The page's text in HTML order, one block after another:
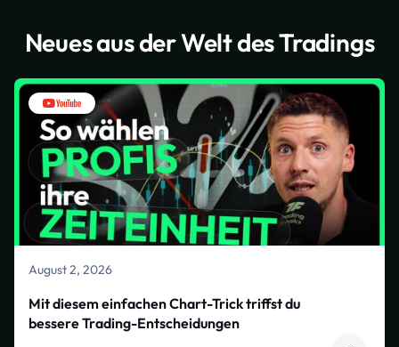
Neues aus der Welt des Tradings
August 2, 2026
Mit diesem einfachen Chart-Trick triffst du
bessere Trading-Entscheidungen